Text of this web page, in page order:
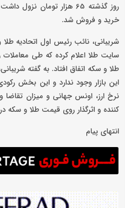
خرید و فروش شد.
شریبانی، نائب رئیس اول اتحادیه
سایت طلا اعلام کرده که طی
طلا و سکه اتفاق افتاد. به گفته
این بازار وجود ندارد و این بخش
نرخ ارز، اونس جهانی و میزان
کننده و اثرگذار روی قیمت طلا و سکه
انتهای پیام